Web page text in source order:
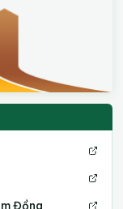
Đồng